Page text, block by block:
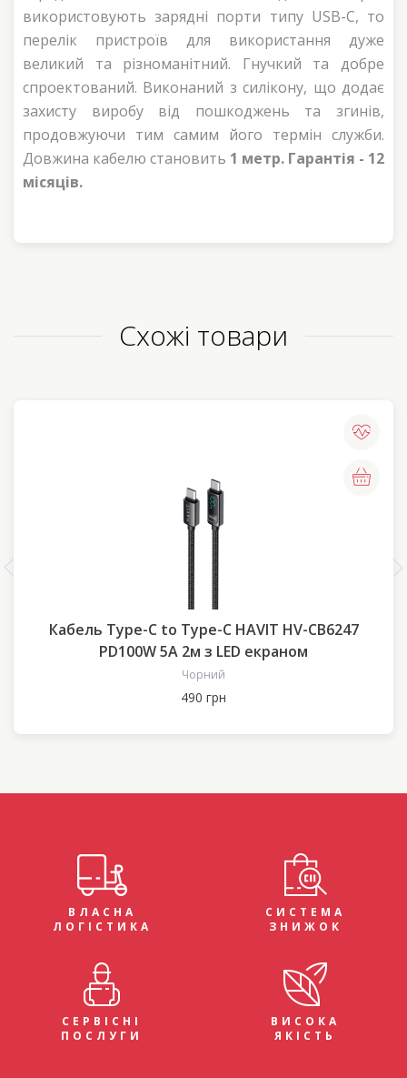
використовують зарядні порти типу USB-C, то
перелік пристроїв для використання дуже
великий та різноманітний. Гнучкий та добре
спроектований. Виконаний з силікону, що додає
захисту виробу від пошкоджень та згинів,
продовжуючи тим самим його термін служби.
Довжина кабелю становить 1 метр. Гарантія - 12
місяців.
Схожі товари
Кабель Type-C to Type-C HAVIT HV-CB6247
PD100W 5A 2м з LED екраном
Чорний
490 грн
ВЛАСНА
ЛОГІСТИКА
СИСТЕМА
ЗНИЖОК
СЕРВІСНІ
ПОСЛУГИ
ВИСОКА
ЯКІСТЬ